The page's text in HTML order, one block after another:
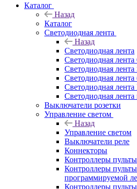
Каталог
Назад
Каталог
Светодиодная лента
Назад
Светодиодная лента
Светодиодная лента
Светодиодная
Светодиодная лента
Светодиодная
Светодиодная лента
Выключатели розетки
Управление светом
Назад
Управление светом
Выключатели реле
Коннекторы
Контроллеры
Контроллеры
программируемой
Контроллеры